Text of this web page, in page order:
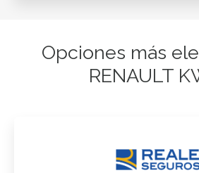
Opciones más
RENAULT